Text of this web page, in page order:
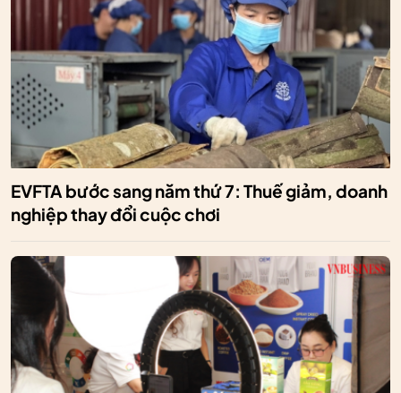
EVFTA bước sang năm thứ 7: Thuế giảm, doanh
nghiệp thay đổi cuộc chơi